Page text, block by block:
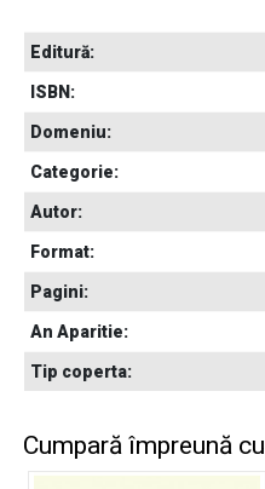
Editură:
ISBN:
Domeniu:
Categorie:
Autor:
Format:
Pagini:
An Aparitie:
Tip coperta:
Cumpară împreună cu